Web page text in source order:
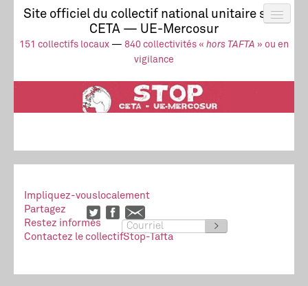
Site officiel du collectif national unitaire stop
CETA — UE-Mercosur
151 collectifs locaux — 840 collectivités « hors TAFTA » ou en
vigilance
Actus
UE-Mercosur
Stop à l’impunité !
TAFTA
CETA
Collectif
Impliquez-vouslocalement
Partagez
Restez informés
>
Contactez le collectifStop-Tafta